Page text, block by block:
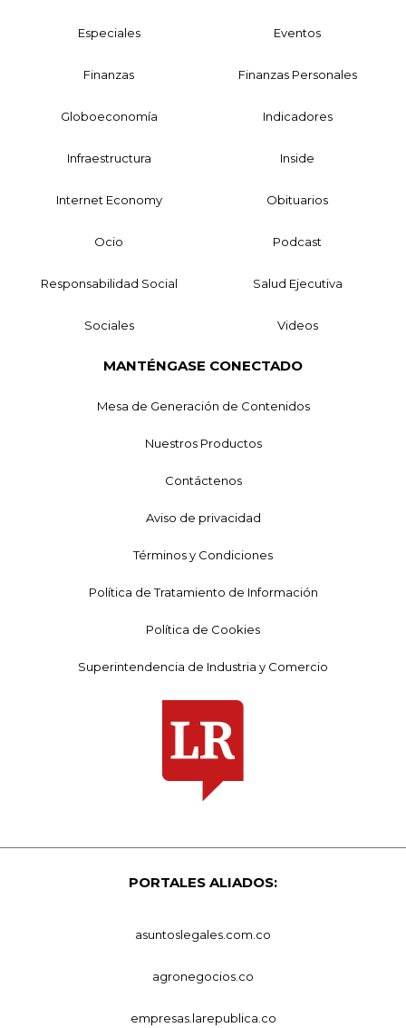
Especiales Eventos
Finanzas Finanzas Personales
Globoeconomía Indicadores
Infraestructura Inside
Internet Economy Obituarios
Ocio Podcast
Responsabilidad Social Salud Ejecutiva
Sociales Videos
MANTÉNGASE CONECTADO
Mesa de Generación de Contenidos
Nuestros Productos
Contáctenos
Aviso de privacidad
Términos y Condiciones
Política de Tratamiento de Información
Política de Cookies
Superintendencia de Industria y Comercio
PORTALES ALIADOS:
asuntoslegales.com.co
agronegocios.co
empresas.larepublica.co